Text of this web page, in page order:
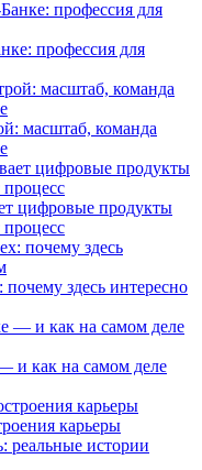
профессия для
масштаб, команда
цифровые продукты
процесс
здесь интересно
и как на самом деле
карьеры